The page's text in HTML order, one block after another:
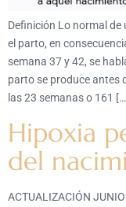
Definición Lo normal de
el parto, en
semana 37 y 42, se
parto se produce antes
las 23 semanas o 161
Hipoxia
del
ACTUALIZACIÓN